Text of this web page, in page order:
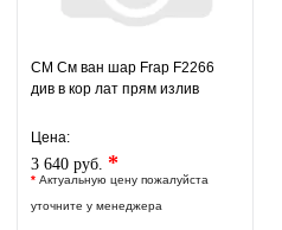
СМ См ван шар Frap F2266
див в кор лат прям излив
Цена:
3 640 руб. *
* Актуальную цену пожалуйста
уточните у менеджера